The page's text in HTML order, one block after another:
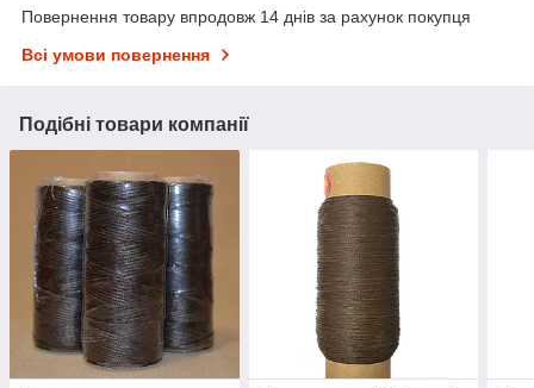
Повернення товару впродовж 14 днів за рахунок покупця
Всі умови повернення
Подібні товари компанії